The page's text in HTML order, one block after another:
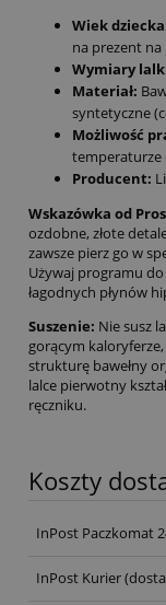
Wiek
na prezent na
Wymiary
Materiał:
syntetyczne
Możliwość
temperaturze
Producent:
Wskazówka od
ozdobne, złote
zawsze pierz go w
Używaj programu
łagodnych płynów
Suszenie: Nie susz
gorącym
strukturę bawełny
lalce pierwotny
ręczniku.
Koszty
InPost Paczkomat
InPost Kurier